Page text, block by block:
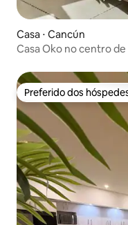
Casa ⋅ Cancún
Casa Oko no centro
Preferido dos
Preferido dos